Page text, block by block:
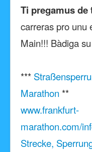
Ti pregamus de
carreras pro unu
Main!!! Bàdiga
***
Marathon **
www.frankfurt-
marathon.com/
Strecke,